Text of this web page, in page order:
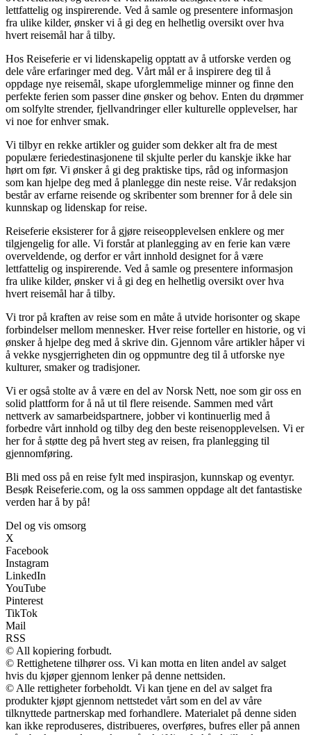
lettfattelig og inspirerende. Ved å samle og presentere informasjon
fra ulike kilder, ønsker vi å gi deg en helhetlig oversikt over hva
hvert reisemål har å tilby.
Hos Reiseferie er vi lidenskapelig opptatt av å utforske verden og
dele våre erfaringer med deg. Vårt mål er å inspirere deg til å
oppdage nye reisemål, skape uforglemmelige minner og finne den
perfekte ferien som passer dine ønsker og behov. Enten du drømmer
om solfylte strender, fjellvandringer eller kulturelle opplevelser, har
vi noe for enhver smak.
Vi tilbyr en rekke artikler og guider som dekker alt fra de mest
populære feriedestinasjonene til skjulte perler du kanskje ikke har
hørt om før. Vi ønsker å gi deg praktiske tips, råd og informasjon
som kan hjelpe deg med å planlegge din neste reise. Vår redaksjon
består av erfarne reisende og skribenter som brenner for å dele sin
kunnskap og lidenskap for reise.
Reiseferie eksisterer for å gjøre reiseopplevelsen enklere og mer
tilgjengelig for alle. Vi forstår at planlegging av en ferie kan være
overveldende, og derfor er vårt innhold designet for å være
lettfattelig og inspirerende. Ved å samle og presentere informasjon
fra ulike kilder, ønsker vi å gi deg en helhetlig oversikt over hva
hvert reisemål har å tilby.
Vi tror på kraften av reise som en måte å utvide horisonter og skape
forbindelser mellom mennesker. Hver reise forteller en historie, og vi
ønsker å hjelpe deg med å skrive din. Gjennom våre artikler håper vi
å vekke nysgjerrigheten din og oppmuntre deg til å utforske nye
kulturer, smaker og tradisjoner.
Vi er også stolte av å være en del av Norsk Nett, noe som gir oss en
solid plattform for å nå ut til flere reisende. Sammen med vårt
nettverk av samarbeidspartnere, jobber vi kontinuerlig med å
forbedre vårt innhold og tilby deg den beste reisenopplevelsen. Vi er
her for å støtte deg på hvert steg av reisen, fra planlegging til
gjennomføring.
Bli med oss på en reise fylt med inspirasjon, kunnskap og eventyr.
Besøk Reiseferie.com, og la oss sammen oppdage alt det fantastiske
verden har å by på!
Del og vis omsorg
X
Facebook
Instagram
LinkedIn
YouTube
Pinterest
TikTok
Mail
RSS
© All kopiering forbudt.
© Rettighetene tilhører oss. Vi kan motta en liten andel av salget
hvis du kjøper gjennom lenker på denne nettsiden.
© Alle rettigheter forbeholdt. Vi kan tjene en del av salget fra
produkter kjøpt gjennom nettstedet vårt som en del av våre
tilknyttede partnerskap med forhandlere. Materialet på denne siden
kan ikke reproduseres, distribueres, overføres, bufres eller på annen